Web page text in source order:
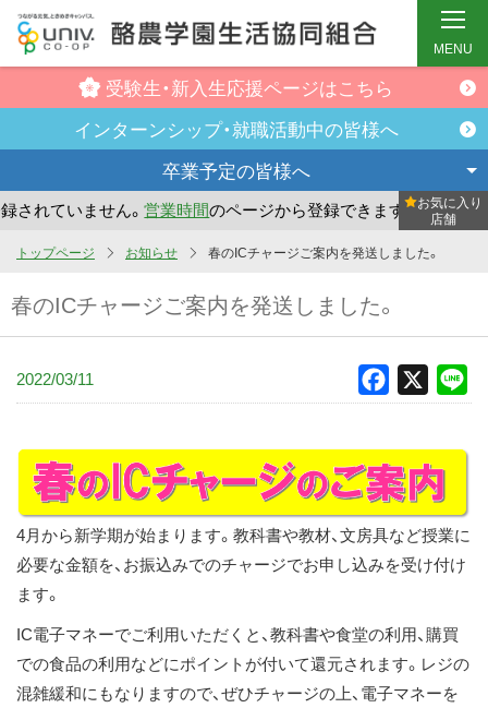
ン
コ
受験生・新入生応援ページはこちら
インターンシップ・就職活動中の皆様へ
卒業予定の皆様へ
ていません。営業時間のページから登録できます。 まだ
お気に入り
店舗
MENU
トップページ お知らせ 春のICチャージご案内を発送しました。
春のICチャージご案内を発送しました。
2022/03/11 Facebook
4月から新学期が始まります。教科書や教材、文房具など授業に
必要な金額を、お振込みでのチャージでお申し込みを受け付け
ます。
IC電子マネーでご利用いただくと、教科書や食堂の利用、購買
での食品の利用などにポイントが付いて還元されます。レジの
混雑緩和にもなりますので、ぜひチャージの上、電子マネーを